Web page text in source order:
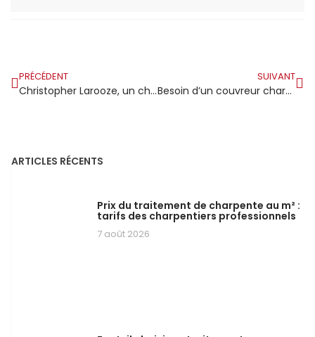
PRÉCÉDENT
Christopher Larooze, un charpentier passionné, fonde son entreprise Larooze Charpente Bois à Bubry
SUIVANT
Besoin d’un couvreur charpentier en Seine et Marne ?
ARTICLES RÉCENTS
Prix du traitement de charpente au m² :
tarifs des charpentiers professionnels
7 août 2026